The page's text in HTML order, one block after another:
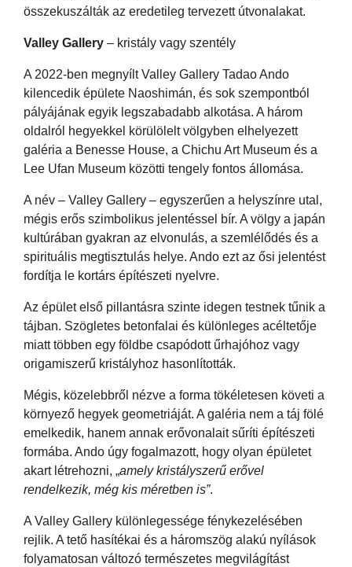
összekuszálták az eredetileg tervezett útvonalakat.
Valley Gallery – kristály vagy szentély
A 2022-ben megnyílt Valley Gallery Tadao Ando
kilencedik épülete Naoshimán, és sok szempontból
pályájának egyik legszabadabb alkotása. A három
oldalról hegyekkel körülölelt völgyben elhelyezett
galéria a Benesse House, a Chichu Art Museum és a
Lee Ufan Museum közötti tengely fontos állomása.
A név – Valley Gallery – egyszerűen a helyszínre utal,
mégis erős szimbolikus jelentéssel bír. A völgy a japán
kultúrában gyakran az elvonulás, a szemlélődés és a
spirituális megtisztulás helye. Ando ezt az ősi jelentést
fordítja le kortárs építészeti nyelvre.
Az épület első pillantásra szinte idegen testnek tűnik a
tájban. Szögletes betonfalai és különleges acéltetője
miatt többen egy földbe csapódott űrhajóhoz vagy
origamiszerű kristályhoz hasonlították.
Mégis, közelebbről nézve a forma tökéletesen követi a
környező hegyek geometriáját. A galéria nem a táj fölé
emelkedik, hanem annak erővonalait sűríti építészeti
formába. Ando úgy fogalmazott, hogy olyan épületet
akart létrehozni, „amely kristályszerű erővel
rendelkezik, még kis méretben is”.
A Valley Gallery különlegessége fénykezelésében
rejlik. A tető hasítékai és a háromszög alakú nyílások
folyamatosan változó természetes megvilágítást